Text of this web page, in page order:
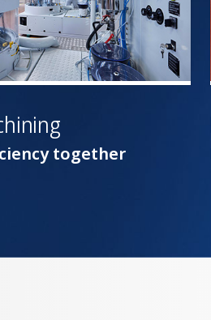
together